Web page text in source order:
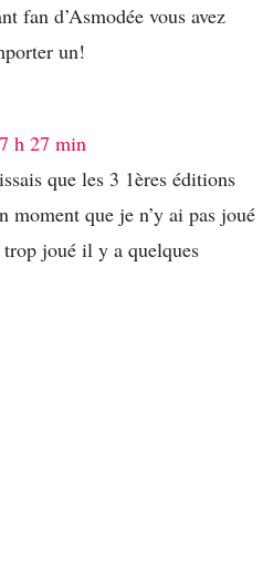
fan d’Asmodée vous avez
un!
h 27 min
que les 3 1ères éditions
moment que je n’y ai pas joué
joué il y a quelques